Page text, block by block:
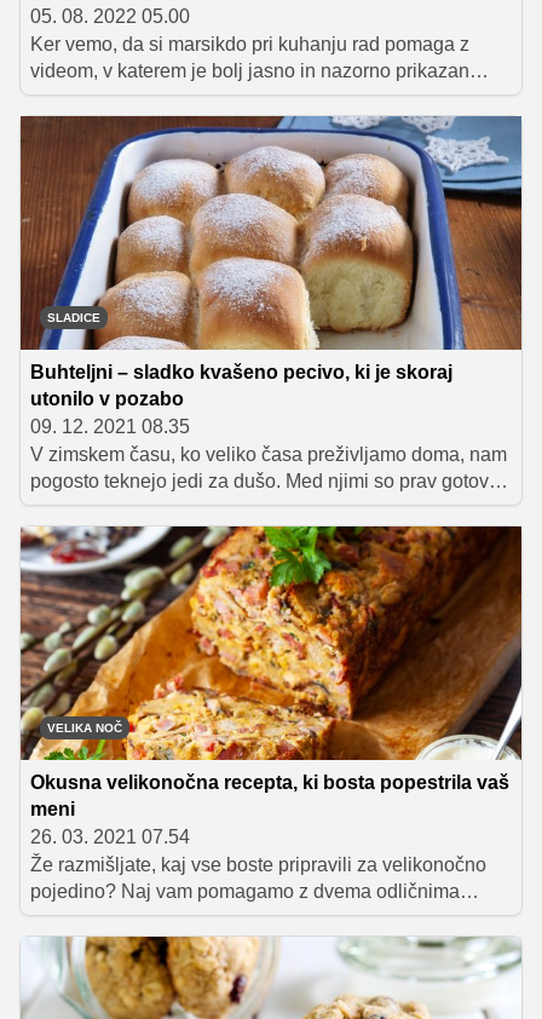
05. 08. 2022 05.00
Ker vemo, da si marsikdo pri kuhanju rad pomaga z
videom, v katerem je bolj jasno in nazorno prikazan
postopek priprave, smo na našem portalu že pred
časom ustvarili rubriko Video recepti. V njej so zbrani
vsi naši recepti, ki so poleg natančnega opisa priprave
jedi opremljeni tudi z videom. Predstavljamo vam izbor
najboljših oziroma tistih, ki so vas do sedaj najbolj
navdušili.
SLADICE
Buhteljni – sladko kvašeno pecivo, ki je skoraj
utonilo v pozabo
09. 12. 2021 08.35
V zimskem času, ko veliko časa preživljamo doma, nam
pogosto teknejo jedi za dušo. Med njimi so prav gotovo
tudi čudovito puhasti buhteljni, sladko pecivo iz
kvašenega testa, ki je pri nas skoraj utonilo v pozabo.
Takšnih, kot so jih pripravljale naše babice, v naših
pekarnah in kavarnah skorajda ni moč dobiti. Ker pa
najbolje teknejo, ko so še topli, so vsekakor najboljši
doma pripravljeni buhteljni.
VELIKA NOČ
Okusna velikonočna recepta, ki bosta popestrila vaš
meni
26. 03. 2021 07.54
Že razmišljate, kaj vse boste pripravili za velikonočno
pojedino? Naj vam pomagamo z dvema odličnima
receptoma, ki bosta popestrila vašo praznično mizo. Še
prej pa si preberite, katere jedi in sestavine ne smejo
manjkati na bogato obloženi velikonočni mizi.